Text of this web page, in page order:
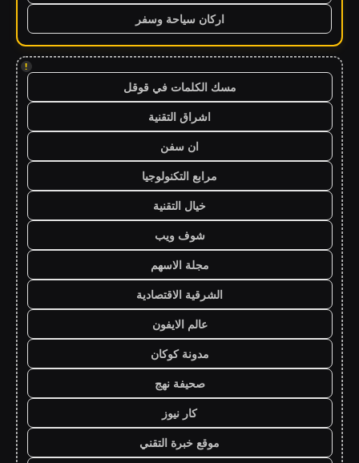
اركان سياحة وسفر
!
مسك الكلمات في قوقل
اشراق التقنية
ان سفن
مرابع التكنولوجيا
خيال التقنية
شوف ويب
مجلة الاسهم
الشرقية الاقتصادية
عالم الايفون
مدونة كوكان
صحيفة نهج
كار نيوز
موقع خبرة التقني